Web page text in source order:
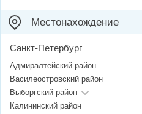
Местонахождение
Санкт-Петербург
Адмиралтейский район
Василеостровский район
Выборгский район
Калининский район